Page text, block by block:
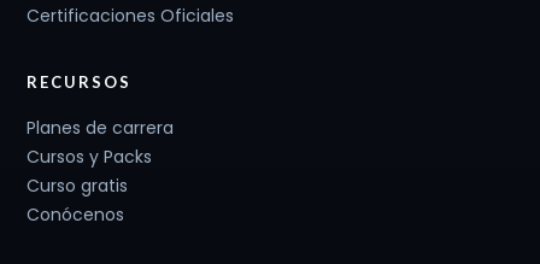
Certificaciones Oficiales
RECURSOS
Planes de carrera
Cursos y Packs
Curso gratis
Conócenos